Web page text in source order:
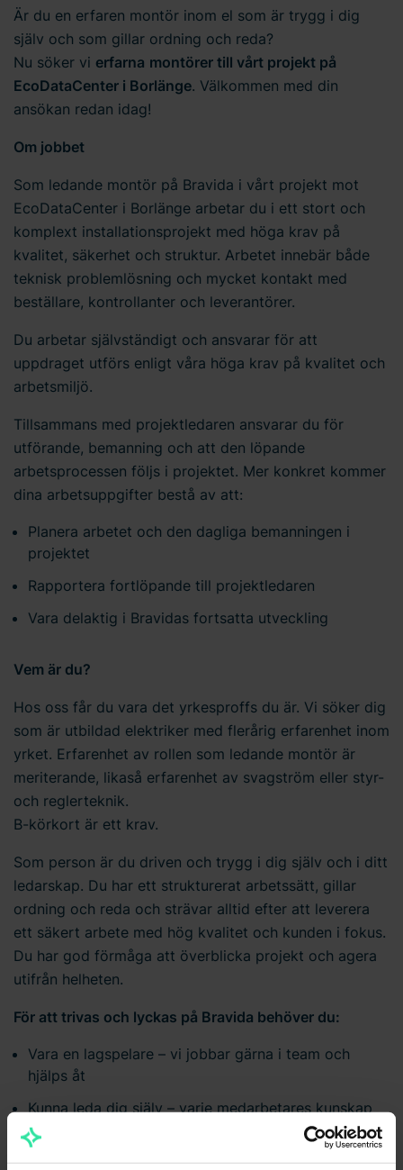
Är du en erfaren montör inom el som är trygg i dig
själv och som gillar ordning och reda?
Nu söker vi erfarna montörer till vårt projekt på
EcoDataCenter i Borlänge. Välkommen med din
ansökan redan idag!
Om jobbet
Som ledande montör på Bravida i vårt projekt mot
EcoDataCenter i Borlänge arbetar du i ett stort och
komplext installationsprojekt med höga krav på
kvalitet, säkerhet och struktur. Arbetet innebär både
teknisk problemlösning och mycket kontakt med
beställare, kontrollanter och leverantörer.
Du arbetar självständigt och ansvarar för att
uppdraget utförs enligt våra höga krav på kvalitet och
arbetsmiljö.
Tillsammans med projektledaren ansvarar du för
utförande, bemanning och att den löpande
arbetsprocessen följs i projektet. Mer konkret kommer
dina arbetsuppgifter bestå av att:
Planera arbetet och den dagliga bemanningen i
projektet
Rapportera fortlöpande till projektledaren
Vara delaktig i Bravidas fortsatta utveckling
Vem är du?
Hos oss får du vara det yrkesproffs du är. Vi söker dig
som är utbildad elektriker med flerårig erfarenhet inom
yrket. Erfarenhet av rollen som ledande montör är
meriterande, likaså erfarenhet av svagström eller styr-
och reglerteknik.
B-körkort är ett krav.
Som person är du driven och trygg i dig själv och i ditt
ledarskap. Du har ett strukturerat arbetssätt, gillar
ordning och reda och strävar alltid efter att leverera
ett säkert arbete med hög kvalitet och kunden i fokus.
Du har god förmåga att överblicka projekt och agera
utifrån helheten.
För att trivas och lyckas på Bravida behöver du:
Vara en lagspelare – vi jobbar gärna i team och
hjälps åt
Kunna leda dig själv – varje medarbetares kunskap
och driv är avgörande för vår framgång
Alltid sträva efter förbättring – med kundnöjdhet